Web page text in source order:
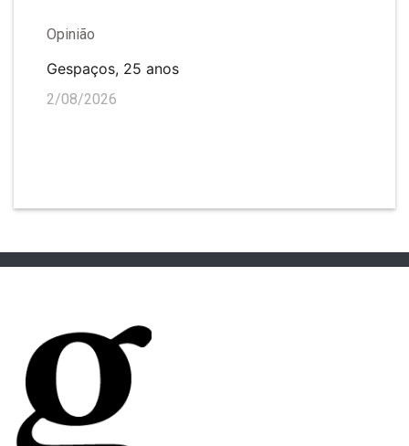
Opinião
Gespaços, 25 anos
2/08/2026